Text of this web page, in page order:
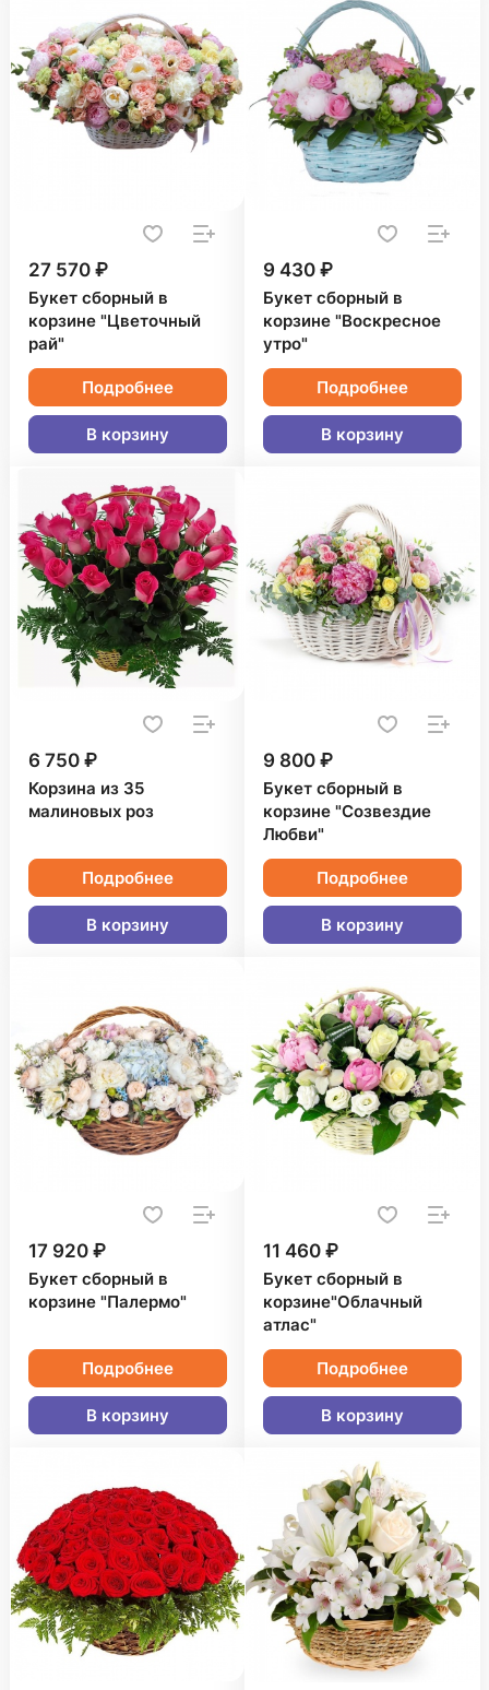
27 570 ₽
Букет сборный в
корзине "Цветочный
рай"
Подробнее
В корзину
9 430 ₽
Букет сборный в
корзине "Воскресное
утро"
Подробнее
В корзину
6 750 ₽
Корзина из 35
малиновых роз
Подробнее
В корзину
9 800 ₽
Букет сборный в
корзине "Созвездие
Любви"
Подробнее
В корзину
17 920 ₽
Букет сборный в
корзине "Палермо"
Подробнее
В корзину
11 460 ₽
Букет сборный в
корзине"Облачный
атлас"
Подробнее
В корзину